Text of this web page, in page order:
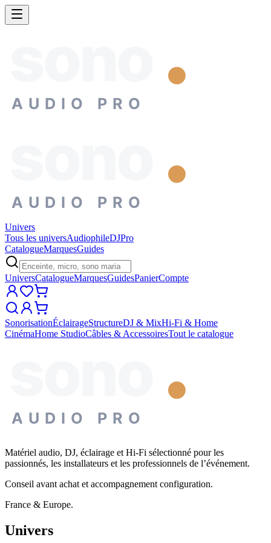
AUDIO PRO
AUDIO PRO
Univers
Tous les universAudiophileDJPro
CatalogueMarquesGuides
UniversCatalogueMarquesGuidesPanierCompte
SonorisationÉclairageStructureDJ & MixHi-Fi & Home
CinémaHome StudioCâbles & AccessoiresTout le catalogue
AUDIO PRO
Matériel audio, DJ, éclairage et Hi-Fi sélectionné pour les
passionnés, les installateurs et les professionnels de l’événement.
Conseil avant achat et accompagnement configuration.
France & Europe.
Univers